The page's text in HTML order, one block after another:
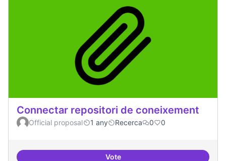
Connectar repositori de coneixement
Official proposal 1 any Recerca 0 0
Vote